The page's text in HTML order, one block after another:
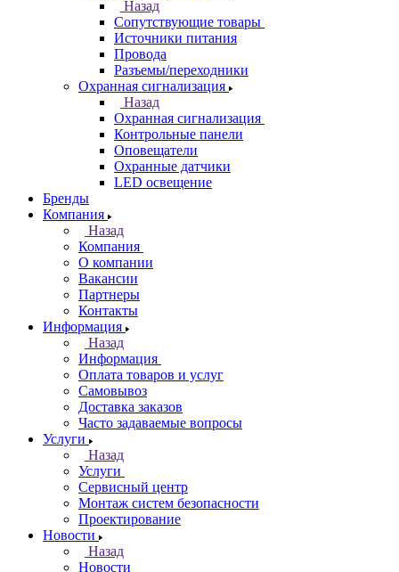
Назад
Сопутствующие товары
Источники питания
Провода
Разъемы/переходники
Охранная сигнализация
Назад
Охранная сигнализация
Контрольные панели
Оповещатели
Охранные датчики
LED освещение
Бренды
Компания
Назад
Компания
О компании
Вакансии
Партнеры
Контакты
Информация
Назад
Информация
Оплата товаров и услуг
Самовывоз
Доставка заказов
Часто задаваемые вопросы
Услуги
Назад
Услуги
Сервисный центр
Монтаж систем безопасности
Проектирование
Новости
Назад
Новости